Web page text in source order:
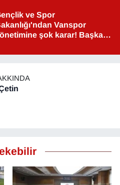
ve Spor
Vanspor
şok karar! Başkan